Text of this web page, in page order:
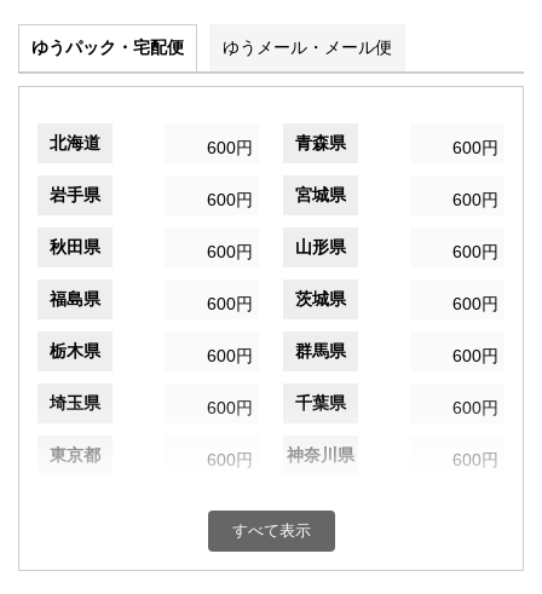
ゆうパック・宅配便 ゆうメール・メール便
北海道 600円 青森県 600円
岩手県 600円 宮城県 600円
秋田県 600円 山形県 600円
福島県 600円 茨城県 600円
栃木県 600円 群馬県 600円
埼玉県 600円 千葉県 600円
東京都 600円 神奈川県 600円
600円 富山県
すべて表示